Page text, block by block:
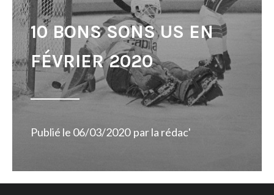
10 BONS SONS US EN
FÉVRIER 2020
Publié le 06/03/2020 parla rédac'